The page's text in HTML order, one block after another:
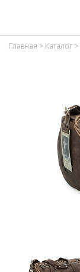
Главная > Каталог >